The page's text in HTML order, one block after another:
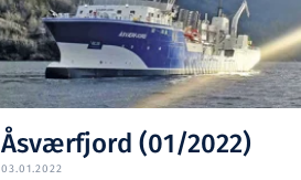
Åsværfjord (01/2022)
03.01.2022